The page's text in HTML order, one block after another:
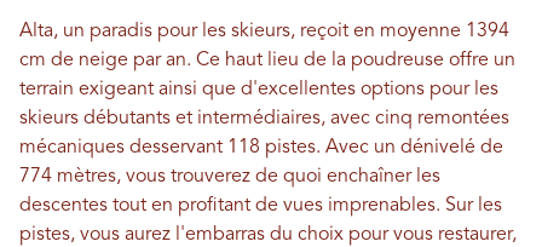
Alta, un paradis pour les skieurs, reçoit en moyenne 1394
cm de neige par an. Ce haut lieu de la poudreuse offre un
terrain exigeant ainsi que d'excellentes options pour les
skieurs débutants et intermédiaires, avec cinq remontées
mécaniques desservant 118 pistes. Avec un dénivelé de
774 mètres, vous trouverez de quoi enchaîner les
descentes tout en profitant de vues imprenables. Sur les
pistes, vous aurez l'embarras du choix pour vous restaurer,